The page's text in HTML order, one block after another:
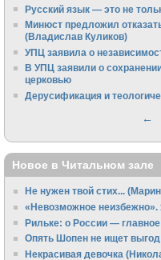
Русский язык — это не
Минюст предложил
(Владислав Куликов)
УПЦ заявила о
В УПЦ заявили о
церковью
Дерусификация и
←
Новое в Читальном зале
Не нужен твой стих...
«Невозможное
Рильке: о России — главное
Опять Шопен не ищет
Некрасивая девочка